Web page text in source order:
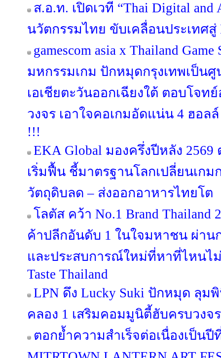
ส.อ.ท. เปิดเวที “Thai Digital and
นวัตกรรมไทย ขับเคลื่อนประเทศสู่
gamescom asia x Thailand
มหกรรมเกม ปักหมุดกรุงเทพเป็น
เอเชียตะวันออกเฉียงใต้ ตอบโจท
วงจร เอาใจคอเกมอัดแน่น 4 ฮอ
!!!
EKA Global มองครึ่งปีหลัง
เริ่มฟื้น ชี้มาตรฐานโลกเปลี่ยนเก
วัตถุดิบลด – ส่งออกอาหารไทยโต
โลตัส คว้า No.1 Brand
ค้าปลีกอันดับ 1 ในใจมหาชน ผ่าน
และประสบการณ์ใหม่ที่หาที่ไหนไม่
Taste Thailand
LPN ดึง Lucky Suki ปักหมุด ลุม
คลอง 1 เสริมคอมมูนิตี้ฮับครบวงจร
ตอกย้ำความสำเร็จต่อเนื่องเป็นปี